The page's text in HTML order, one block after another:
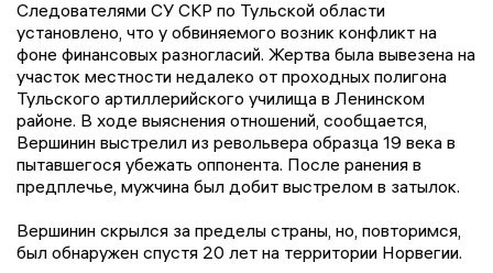
Следователями СУ СКР по Тульской области
установлено, что у обвиняемого возник конфликт на
фоне финансовых разногласий. Жертва была вывезена на
участок местности недалеко от проходных полигона
Тульского артиллерийского училища в Ленинском
районе. В ходе выяснения отношений, сообщается,
Вершинин выстрелил из револьвера образца 19 века в
пытавшегося убежать оппонента. После ранения в
предплечье, мужчина был добит выстрелом в затылок.
Вершинин скрылся за пределы страны, но, повторимся,
был обнаружен спустя 20 лет на территории Норвегии.